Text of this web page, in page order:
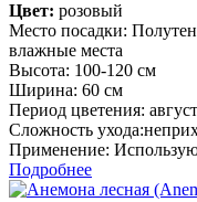
Цвет: розовый
Место посадки:
влажные места
Высота: 100-120 см
Ширина: 60 см
Период цветения:
Сложность
Применение:
Подробнее